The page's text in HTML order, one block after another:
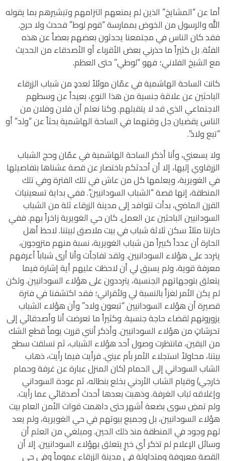
أما عن “المشايخ” الذين لم يمنعهم التزامهم وتبشيرهم بما يقوله
الله والرسول من الخوض بممارسة “قوم لوط” فحدث ولا حرج.
فقد كان الناس في مجتمعنا يحدثون بعضهم بعضاً عن هذه
الفئة. بل كثيراً ما حذرني بعض الأقرباء أو الأصدقاء من الحديث
مع الشيخ الفلاني؛ فهو “لوطي” حتى العظم.
كانت الساحة الهاشمية في عمّان موئلاً لعددٍ من شباب الزرقاء
الباحثين عن علاقة جنسية من هذا النوع، بعيداً عن وسطهم
الاجتماعي الذي قد لا يتقبلهم. وكنا نعلم أن فلان وفلان من
الناس يقضيان جل وقتهما في الساحة الهاشمية بحثاً عن “ولد” أو
“تبع ولاد”.
ولا يسعني، وأنا أذكر الساحة الهاشمية في عمّان وحج الشباب
الزرقاوي إليها، إلا أن أحدثكم باختصار عن قصة عشناها بتفاصيلها
في الغويرية، ويعلمها كل من عاش في تلك الفترة وفي تلك
المنطقة، إنها قصة “الشباب السودانيين”. ففي بداية تسعينيات
القرن الماضي، بدأت تتوافد إلى مدينة الزرقاء ثلة من الشباب
السودانيين الباحثين عن العمل. كان حي الغويرية زاخراً بهم. ففي
حارتنا مثلاً سكن ثلاثة شباب في بيت ملاصق لبيتنا. لاحظ أهل
الحارة أن عدداً كبيراً من شباب الغويرية، نسبة منهم متزوجون،
يتردد على هؤلاء السودانيين. ولقد تفاجأت وأنا أرى شباباً أعرفهم
معرفة قوية، ولم يسبق لي أن لاحظت عليهم أية إشارة فيما
يتعلق بتوجهاتهم الجنسية، يترددون على هؤلاء السودانيين. ولكن
لم يكن الأمر لغزاً بالنسبة لي ولأقراني؛ فقد اكتشفنا في فترة
قصيرة أن هؤلاء السودانيين “تبعون ولاد” وأن هؤلاء الشباب
يزورونهم لقضاء حاجة جنسية. وكثيراً ما تعرضت أنا وأصدقائي إلى
تحرشاتٍ من هؤلاء السودانيين. وأذكر أنني قررت يوماً قطع الشك
من اليقين، فانتظرت وصول أحد هؤلاء الشباب، ثم تسلقت سطح
بيتنا، محاولاً استجلاء الأمر بأم عيني. فرأيت فيما رأيت، ذهاب
الشاب السوداني إلى الحمام (كان المنزل عبارة عن غرفة وحمام
خارجي) وقيام الشاب الأردني بخلع بنطاله، ثم عودة السوداني
وإغلاقه لباب الغرفة. وذهبت بعدها أحدث أصدقائي عما رأيت.
ولم تمضِ سوى بضعة أشهر حتى داهمت قوات الأمن العام بيت
هؤلاء السودانيين، بل وجميع بيوتهم في حي الغويرية، ولم يعد
لهم وجود في المنطقة منذ ذلك الحين. ومبلغي من العلم أن
وسائل الإعلام لم تذكر أي خبرٍ يتعلق بهؤلاء السودانيين. إلا أن
القصة معروفة ومتداولة في مدينة الزرقاء عموماً وفي حي